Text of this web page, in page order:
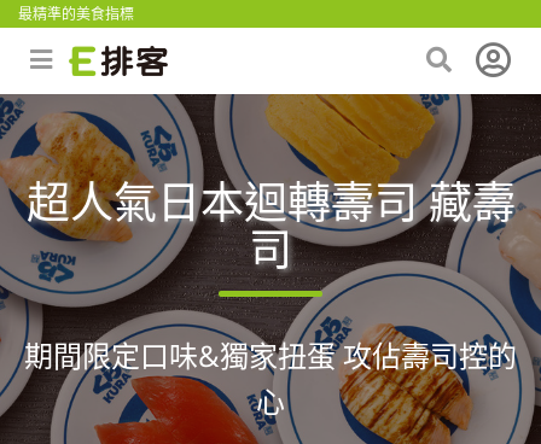
最精準的美食指標
超人氣日本迴轉壽司 藏壽
司
期間限定口味&獨家扭蛋 攻佔壽司控的
心